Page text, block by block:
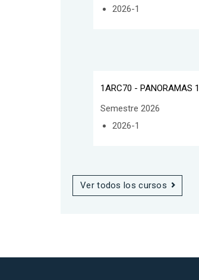
2026-1
1ARC70 - PANORAMAS 1
Semestre 2026
2026-1
Ver todos los cursos